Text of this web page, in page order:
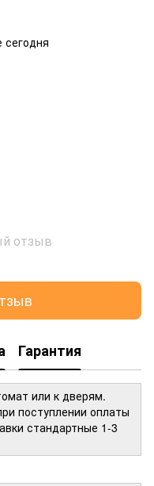
сегодня
отзыв
Гарантия
или к дверям.
поступлении оплаты
стандартные 1-3